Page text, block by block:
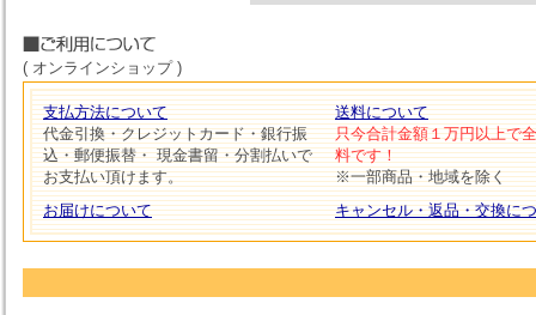
( オンラインショップ )
支払方法について
代金引換・クレジットカード・銀行振
込・郵便振替・ 現金書留・分割払いで
お支払い頂けます。
お届けについて
送料について
只今合計金額１万円以上で
料です！
※一部商品・地域を除く
キャンセル・返品・交換に